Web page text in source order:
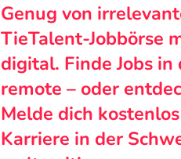
Genug von
TieTalent-Jobbörse
digital. Finde Jobs
remote – oder
Melde dich
Karriere in der